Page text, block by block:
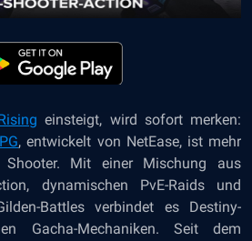
einsteigt, wird sofort merken:
, entwickelt von NetEase, ist mehr
Mit einer Mischung aus
dynamischen PvE-Raids und
Battles verbindet es Destiny-
Gacha-Mechaniken. Seit dem